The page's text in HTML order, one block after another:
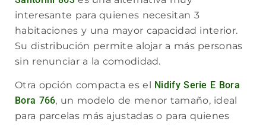
interesante para quienes necesitan 3
habitaciones y una mayor capacidad interior.
Su distribución permite alojar a más personas
sin renunciar a la comodidad.
Otra opción compacta es el
Nidify Serie E Bora
Bora 766, un modelo de menor tamaño, ideal
para parcelas más ajustadas o para quienes